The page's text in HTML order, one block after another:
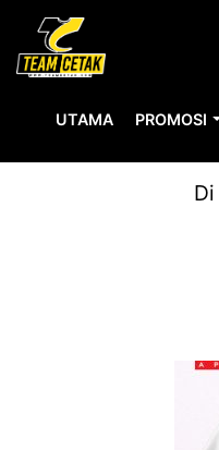
UTAMA PROMOSI
Di